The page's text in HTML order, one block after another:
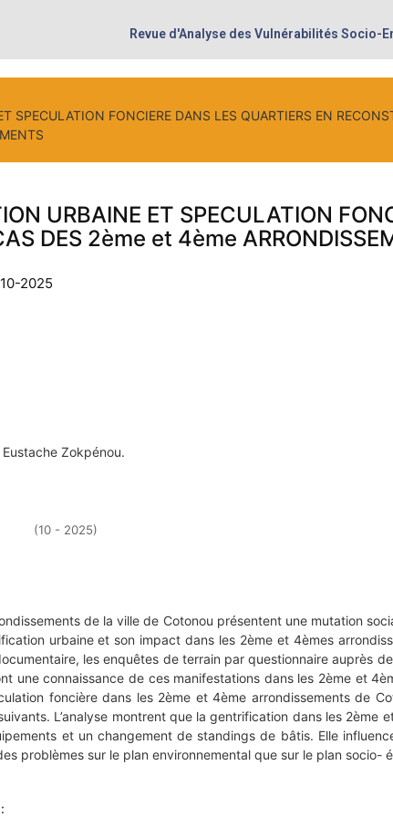
Revue d'Analyse des Vulnérabilités Socio-
SPECULATION FONCIERE DANS LES QUARTIERS EN
URBAINE ET SPECULATION
DES 2ème et 4ème
2025
Zokpénou.
(10 - 2025)
de la ville de Cotonou présentent une mutation
urbaine et son impact dans les 2ème et 4èmes
les enquêtes de terrain par questionnaire auprès
une connaissance de ces manifestations dans les 2ème et
foncière dans les 2ème et 4ème arrondissements de
L’analyse montrent que la gentrification dans les
et un changement de standings de bâtis. Elle
problèmes sur le plan environnemental que sur le plan